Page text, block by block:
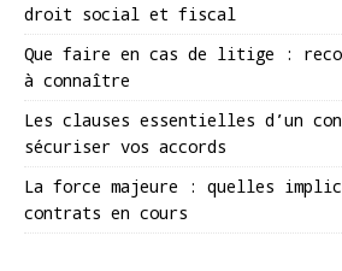
droit social et fiscal
Que faire en cas de litige :
à connaître
Les clauses essentielles d’un
sécuriser vos accords
La force majeure : quelles
contrats en cours